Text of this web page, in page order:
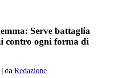
Serve battaglia
contro ogni forma di
| da Redazione